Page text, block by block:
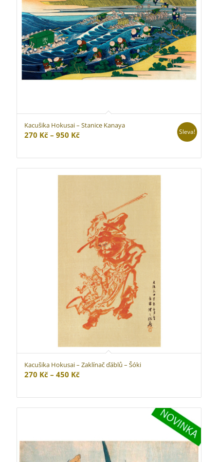
Kacušika Hokusai – Stanice Kanaya
270 Kč – 950 KčRozpětí
270 Kč
až
Sleva!
Kacušika Hokusai – Zaklínač ďáblů – Šóki
270 Kč – 450 KčRozpětí
270 Kč
až